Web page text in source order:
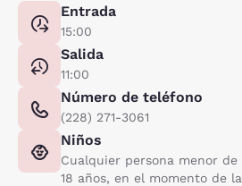
Entrada
15:00
Salida
11:00
Número de teléfono
(228) 271-3061
Niños
Cualquier persona menor de
18 años, en el momento de la